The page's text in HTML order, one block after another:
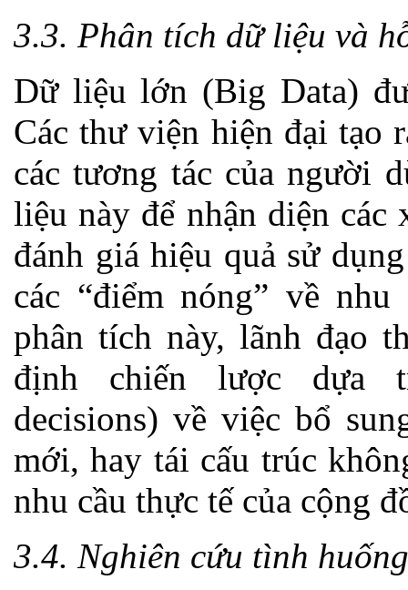
3.3. Phân tích dữ liệu và
Dữ liệu lớn (Big Data)
Các thư viện hiện đại tạo
các tương tác của người
liệu này để nhận diện các
đánh giá hiệu quả sử
các “điểm nóng” về
phân tích này, lãnh đạo
định chiến lược dựa
decisions) về việc bổ
mới, hay tái cấu trúc
nhu cầu thực tế của cộng
3.4. Nghiên cứu tình